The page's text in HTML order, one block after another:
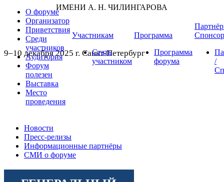
ИМЕНИ А. Н. ЧИЛИНГАРОВА
9–10 декабря 2025 г. Санкт-Петербург
О форуме
Организатор
Приветствия
Среди
участников
Аудитория
Форум
полезен
Выставка
Место
проведения
Участникам
Стать
участником
Программа
Программа
форума
/
Новости
Пресс-релизы
Информационные партнёры
СМИ о форуме